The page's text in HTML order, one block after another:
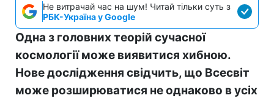
Не витрачай час на шум! Читай тільки суть з
РБК-Україна у Google
Одна з головних теорій сучасної
космології може виявитися хибною.
Нове дослідження свідчить, що Всесвіт
може розширюватися не однаково в усіх